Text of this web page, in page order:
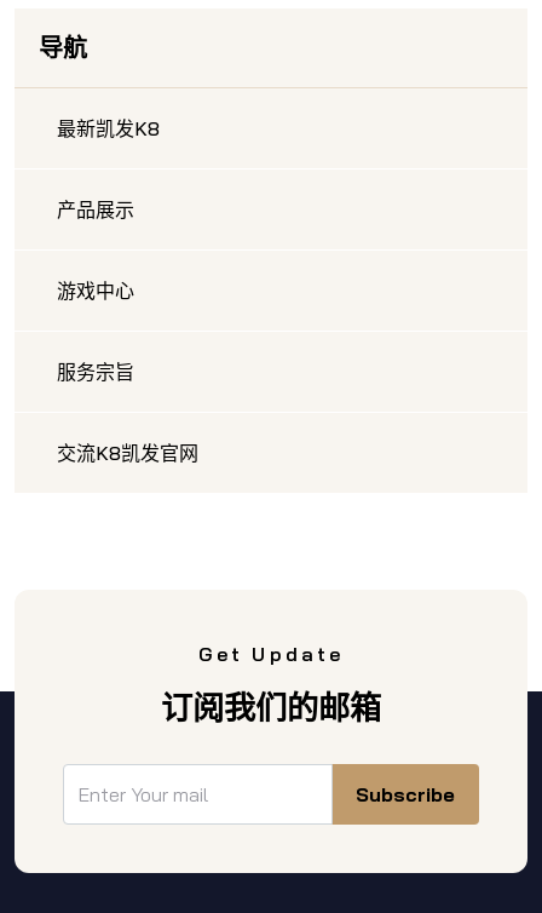
导航
最新凯发K8
产品展示
游戏中心
服务宗旨
交流K8凯发官网
Get Update
订阅我们的邮箱
Subscribe